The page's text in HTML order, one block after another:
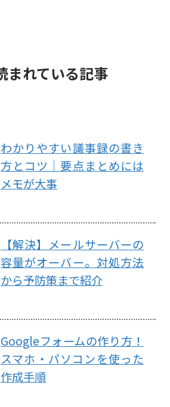
まれている記事
わかりやすい議事録の書き
方とコツ｜要点まとめには
メモが大事
【解決】メールサーバーの
容量がオーバー。対処方法
から予防策まで紹介
Googleフォームの作り方！
スマホ・パソコンを使った
作成手順